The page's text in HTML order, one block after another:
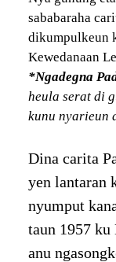
sababaraha
dikumpulkeun
Kewedanaan
*Ngadegna
heula serat di
kunu nyarieun
Dina carita
yen lantaran
nyumput
taun 1957 ku
anu